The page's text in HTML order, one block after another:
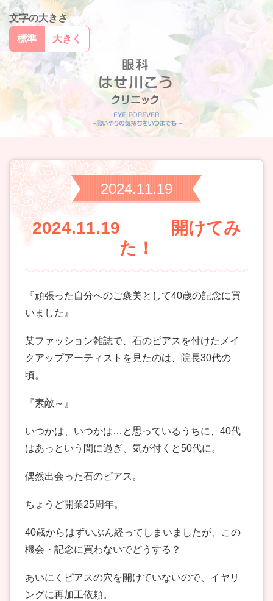
文字の大きさ
標準
大きく
2024.11.19
2024.11.19 開けてみ
た！
『頑張った自分へのご褒美として40歳の記念に買
いました』
某ファッション雑誌で、石のピアスを付けたメイ
クアップアーティストを見たのは、院長30代の
頃。
『素敵～』
いつかは、いつかは…と思っているうちに、40代
はあっという間に過ぎ、気が付くと50代に。
偶然出会った石のピアス。
ちょうど開業25周年。
40歳からはずいぶん経ってしまいましたが、この
機会・記念に買わないでどうする？
あいにくピアスの穴を開けていないので、イヤリ
ングに再加工依頼。